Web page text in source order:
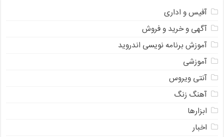
آفیس و اداری
آگهی و خرید و فروش
آموزش برنامه نویسی اندروید
آموزشی
آنتی ویروس
آهنگ زنگ
ابزارها
اخبار